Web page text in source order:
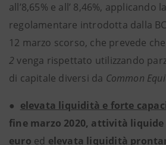
all’8,65% e all’ 8,46%, applicando
regolamentare introdotta dalla
12 marzo scorso, che prevede
2 venga rispettato utilizzando
di capitale diversi da Common
● elevata liquidità e forte
fine marzo 2020, attività liquide
euro ed elevata liquidità